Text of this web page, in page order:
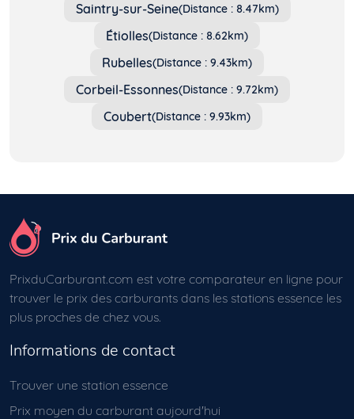
Saintry-sur-Seine(Distance : 8.47km)
Étiolles(Distance : 8.62km)
Rubelles(Distance : 9.43km)
Corbeil-Essonnes(Distance : 9.72km)
Coubert(Distance : 9.93km)
PrixduCarburant.com est votre comparateur en ligne pour
trouver le prix des carburants dans les stations essence les
plus proches de chez vous.
Informations de contact
Trouver une station essence
Prix moyen du carburant aujourd'hui